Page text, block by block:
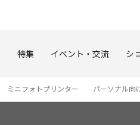
特集 イベント・交流 シ
ミニフォトプリンター パーソナル向